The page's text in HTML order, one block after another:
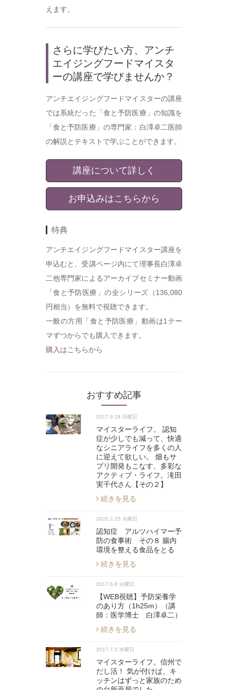
えます。
さらに学びたい方、アンチ
エイジングフードマイスタ
ーの講座で学びませんか？
アンチエイジングフードマイスターの講座
では系統だった「食と予防医療」の知識を
「食と予防医療」の専門家：白澤卓二医師
の解説とテキストで学ぶことができます。
講座について詳しく
お申込みはこちらから
特典
アンチエイジングフードマイスター講座を
申込むと、受講ページ内にて理事長白澤卓
二他専門家によるアーカイブセミナー動画
「食と予防医療」の全シリーズ（136,080
円相当）を無料で視聴できます。
一般の方用「食と予防医療」動画は1テー
マずつからでも購入できます。
購入はこちらから
おすすめ記事
2017.9.18 月曜日
マイスターライフ。 認知
症が少しでも減って、快適
なシニアライフを多くの人
に迎えて欲しい。 畑もサ
プリ開発もこなす、多彩な
アクティブ・ライフ。滝田
実千代さん【その２】
続きを見る
2020.2.25 火曜日
認知症 アルツハイマー予
防の食事術 その８ 腸内
環境を整える食品をとる
続きを見る
2017.6.6 火曜日
【WEB視聴】予防栄養学
のあり方（1h25m）（講
師：医学博士 白澤卓二）
続きを見る
2017.7.5 水曜日
マイスターライフ。信州で
だし活！ 気が付けば、キ
ッチンはずっと家族のため